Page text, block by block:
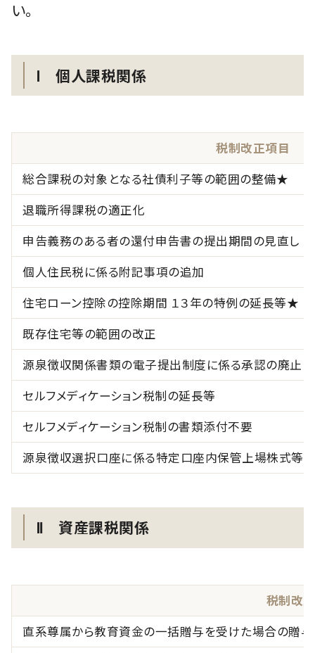
い。
Ⅰ 個人課税関係
税制改正項目
総合課税の対象となる社債利子
退職所得課税の適正化
申告義務のある者の還付申告書の提出期間の見直し
個人住民税に係る附記事項の追加
住宅ローン控除の控除期間 １３年の特例の延長等★
既存住宅等の範囲の改正
源泉徴収関係書類の電子提出制度に係る承認の廃止
セルフメディケーション税制の延長等
セルフメディケーション税制の書類添付不要
源泉徴収選択口座に係る特定口座内保管上場株式等
Ⅱ 資産課税関係
税制改
直系尊属から教育資金の一括贈与